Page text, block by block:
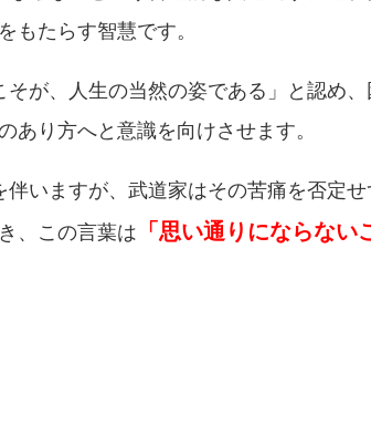
もたらす智慧です。
が、人生の当然の姿である」と認め
あり方へと意識を向けさせます。
いますが、武道家はその苦痛を否定
、この言葉は
「思い通りにならない